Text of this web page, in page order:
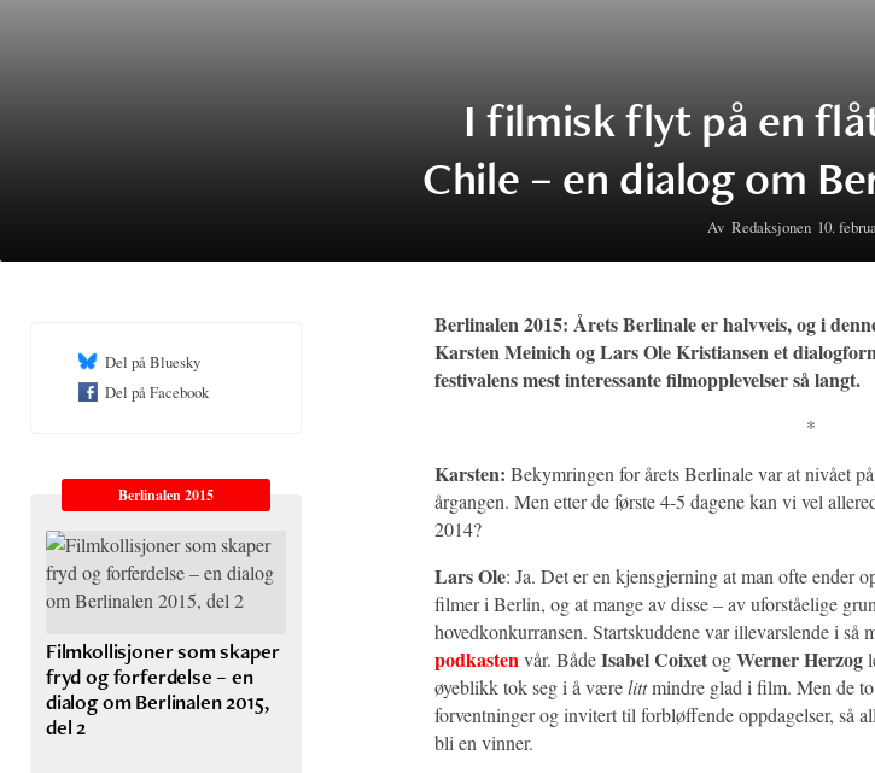
I filmisk flyt på en
Chile – en dialog om
Av Redaksjonen 10.
Berlinalen 2015: Årets Berlinale er halvveis, og i
Karsten Meinich og Lars Ole Kristiansen et
festivalens mest interessante filmopplevelser så langt.
*
Karsten: Bekymringen for årets Berlinale var at nivået
årgangen. Men etter de første 4-5 dagene kan vi vel
2014?
Lars Ole: Ja. Det er en kjensgjerning at man ofte ender
filmer i Berlin, og at mange av disse – av uforståelige
hovedkonkurransen. Startskuddene var illevarslende i så
podkastenvår. BådeIsabel CoixetogWerner Herzog
øyeblikk tok seg i å værelittmindre glad i film. Men de
forventninger og invitert til forbløffende oppdagelser, så
bli en vinner.
Del på Bluesky
Del på Facebook
Berlinalen 2015
Filmkollisjoner som skaper
fryd og forferdelse – en
dialog om Berlinalen 2015,
del 2